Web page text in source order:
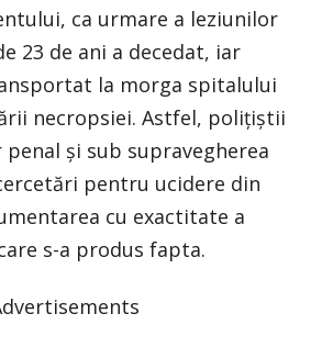
ca urmare a leziunilor
23 de ani a decedat, iar
la morga spitalului
necropsiei. Astfel, polițiștii
și sub supravegherea
pentru ucidere din
cu exactitate a
s-a produs fapta.